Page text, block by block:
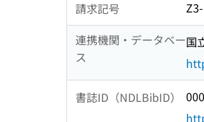
請求記号
連携機関・データベー
ス
国
書誌ID（NDLBibID）